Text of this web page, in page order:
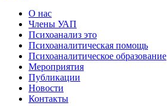
О нас
Члены УАП
Психоанализ это
Психоаналитическая помощь
Психоаналитическое образование
Мероприятия
Публикации
Новости
Контакты